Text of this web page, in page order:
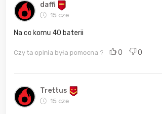
daffi
15 cze
Na co komu 40 baterii
Czy ta opinia była pomocna ? 0 0
Trettus
15 cze